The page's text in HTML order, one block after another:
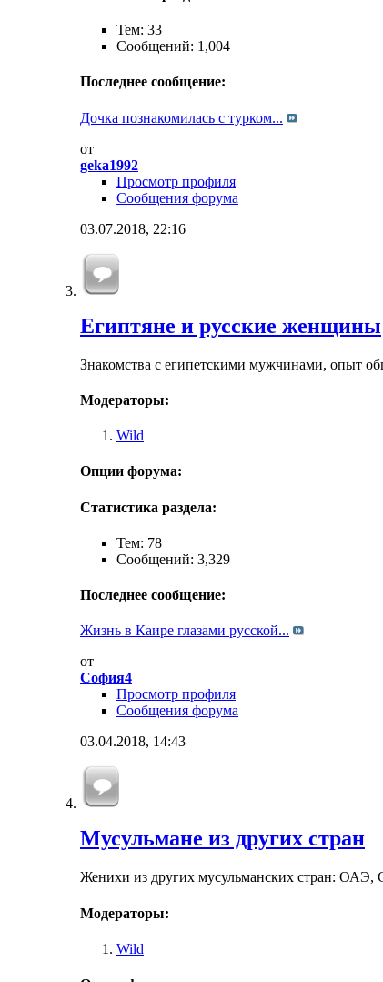
Тем: 33
Сообщений: 1,004
Последнее сообщение:
Дочка познакомилась с турком...
от
geka1992
Просмотр профиля
Сообщения форума
03.07.2018, 22:16
Египтяне и русские женщины
Знакомства с египетскими мужчинами, опыт
Модераторы:
Wild
Опции форума:
Статистика раздела:
Тем: 78
Сообщений: 3,329
Последнее сообщение:
Жизнь в Каире глазами русской...
от
София4
Просмотр профиля
Сообщения форума
03.04.2018, 14:43
Мусульмане из других стран
Женихи из других мусульманских стран: ОАЭ,
Модераторы:
Wild